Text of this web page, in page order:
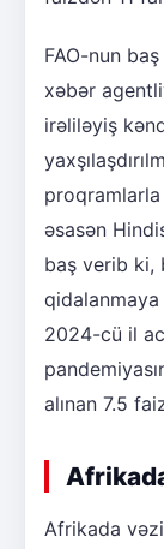
FAO-nun
xəbər
irəliləyiş
əsasən
baş verib ki,
qidalanmaya
2024-cü il
alınan 7.5
Afrikada